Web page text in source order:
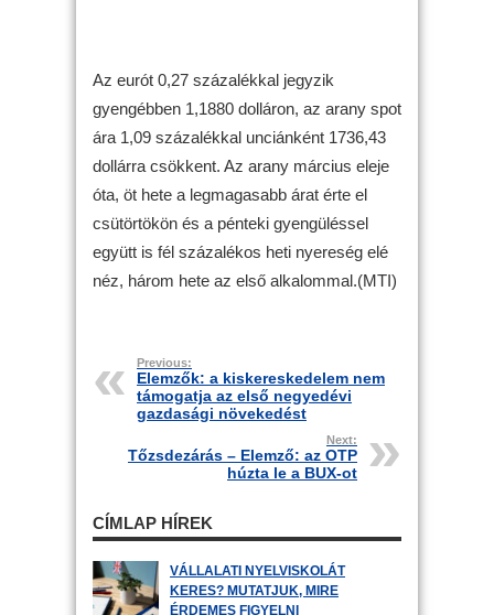
Az eurót 0,27 százalékkal jegyzik
gyengébben 1,1880 dolláron, az arany spot
ára 1,09 százalékkal unciánként 1736,43
dollárra csökkent. Az arany március eleje
óta, öt hete a legmagasabb árat érte el
csütörtökön és a pénteki gyengüléssel
együtt is fél százalékos heti nyereség elé
néz, három hete az első alkalommal.(MTI)
Previous:
Elemzők: a kiskereskedelem nem
támogatja az első negyedévi
gazdasági növekedést
Next:
Tőzsdezárás – Elemző: az OTP
húzta le a BUX-ot
CÍMLAP HÍREK
VÁLLALATI NYELVISKOLÁT
KERES? MUTATJUK, MIRE
ÉRDEMES FIGYELNI